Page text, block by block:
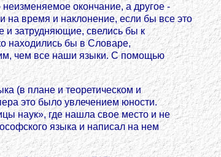
окончание, а другое -
время и наклонение, если бы все это
и затрудняющие, свелись бы к
находились бы в Словаре,
чем все наши языки. С помощью
(в плане и теоретическом и
это было увлечением юности.
наук», где нашла свое место и не
языка и написал на нем